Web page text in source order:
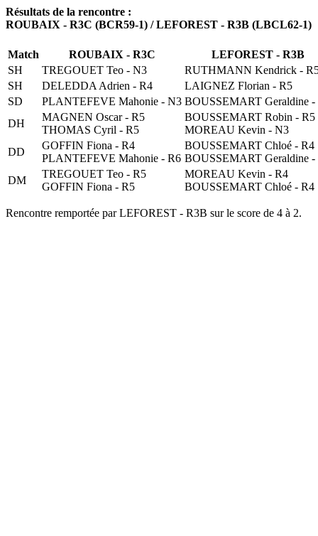
Résultats de la rencontre :
ROUBAIX - R3C (BCR59-1) / LEFOREST - R3B (LBCL62-1)
Match ROUBAIX - R3C
LEFOREST - R3B
SH
TREGOUET Teo - N3
RUTHMANN Kendrick -
SH
DELEDDA Adrien - R4
LAIGNEZ Florian - R5
SD
PLANTEFEVE Mahonie - N3 BOUSSEMART Geraldine -
DH
MAGNEN Oscar - R5
THOMAS Cyril - R5
BOUSSEMART Robin - R5
MOREAU Kevin - N3
DD
GOFFIN Fiona - R4
PLANTEFEVE Mahonie - R6
BOUSSEMART Chloé - R4
BOUSSEMART Geraldine -
DM
TREGOUET Teo - R5
GOFFIN Fiona - R5
MOREAU Kevin - R4
BOUSSEMART Chloé - R4
Rencontre remportée par LEFOREST - R3B sur le score de 4 à 2.